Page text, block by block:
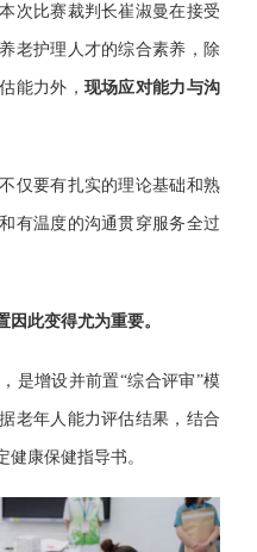
次比赛裁判长崔淑曼在接受
老护理人才的综合素养，除
能力外， 现场应对能力与沟
仅要有扎实的理论基础和熟
有温度的沟通贯穿服务全过
此变得尤为重要。
是增设并前置“综合评审”模
老年人能力评估结果，结合
康保健指导书。